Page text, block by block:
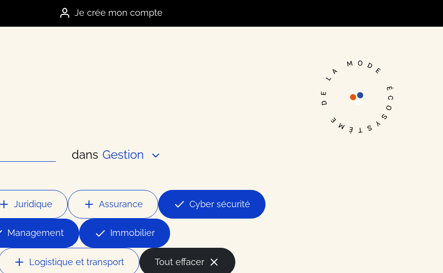
Je crée mon compte
Je me connecte
mode
dans Gestion
Juridique Assurance Cyber sécurité
Management Immobilier
Logistique et transport Tout effacer